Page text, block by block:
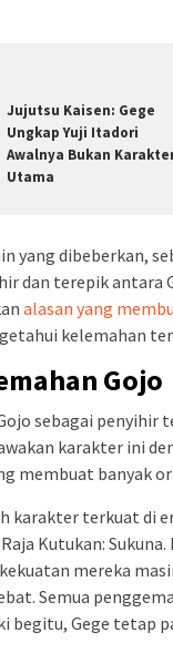
Jujutsu Kaisen: Gege
Ungkap Yuji Itadori
Awalnya Bukan
Utama
yang dibeberkan,
dan terepik antara
alasan yang
kelemahan
Gojo
sebagai penyihir
karakter ini
membuat banyak
karakter terkuat di
Kutukan:
mereka
Semua
begitu, Gege tetap